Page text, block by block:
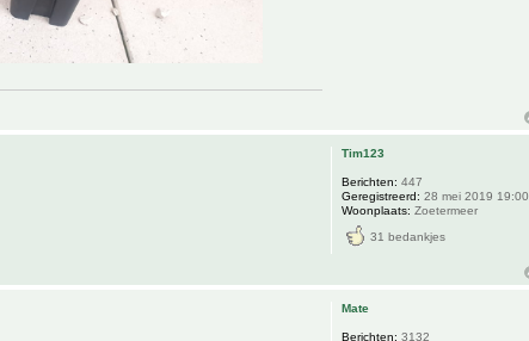
Tim123
Berichten: 447
Geregistreerd: 28 mei 2019 19:00
Woonplaats: Zoetermeer
31 bedankjes
Mate
Berichten: 3132